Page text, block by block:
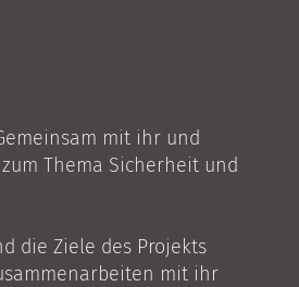
mit ihr und
Thema Sicherheit und
die Ziele des Projekts
mit ihr